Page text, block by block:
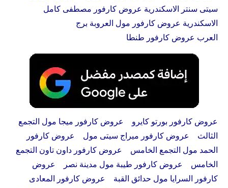
سيتى سنتر الاسكندرية عروض كارفور مصطفى كامل
الاسكندرية عروض كارفور مول العروبة برج
العرب عروض كارفور طنطا
عروض كارفور بورتو كايرو عروض كارفور ميجا مول التجمع
الثالث عروض كارفور ميراج سيتى مول عروض كارفور
الحمد مول التجمع الخامس عروض كارفور داون تاون التجمع
الخامس عروض كارفور طيبة مول مدينة نصر عروض
كارفور السرايا مول حدائق القبة عروض كارفور المعادى